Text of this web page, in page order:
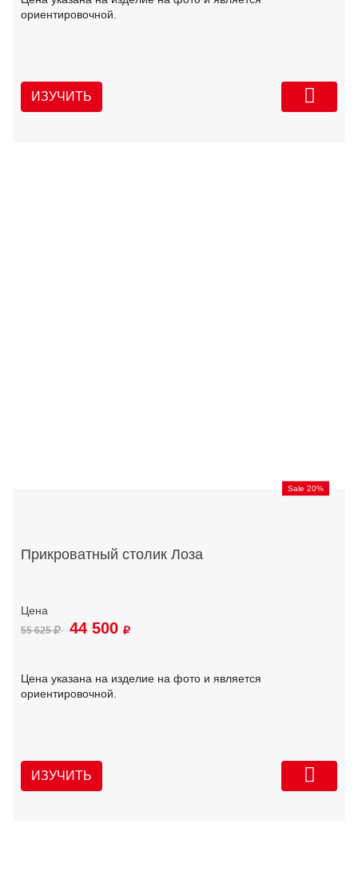
ориентировочной.
ИЗУЧИТЬ
Sale 20%
Прикроватный столик Лоза
55 625 44 500
Цена указана на изделие на фото и является
ориентировочной.
ИЗУЧИТЬ